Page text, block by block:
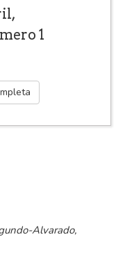
1
Alvarado,